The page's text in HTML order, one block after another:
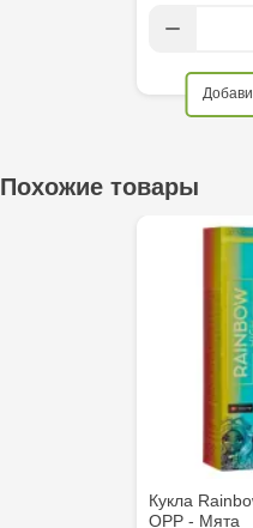
Похожие товары
Кукла
ОРР - Мята